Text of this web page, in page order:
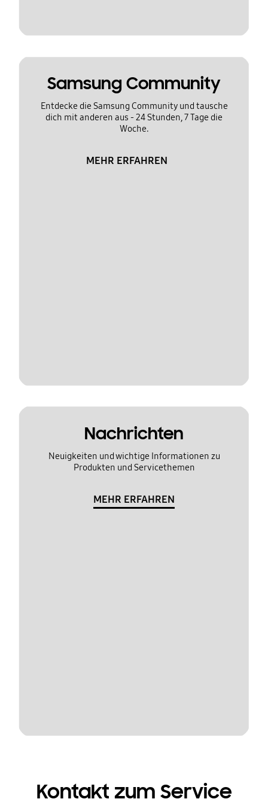
Samsung Community
Entdecke die Samsung Community und tausche
dich mit anderen aus - 24 Stunden, 7 Tage die
Woche.
MEHR ERFAHREN
Nachrichten
Neuigkeiten und wichtige Informationen zu
Produkten und Servicethemen
MEHR ERFAHREN
Kontakt zum Service